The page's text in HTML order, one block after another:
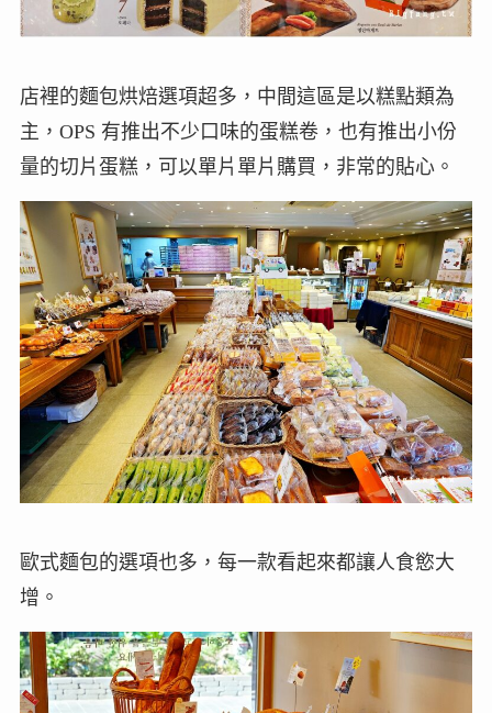
店裡的麵包烘焙選項超多，中間這區是以糕點類為
主，OPS 有推出不少口味的蛋糕卷，也有推出小份
量的切片蛋糕，可以單片單片購買，非常的貼心。
歐式麵包的選項也多，每一款看起來都讓人食慾大
增。